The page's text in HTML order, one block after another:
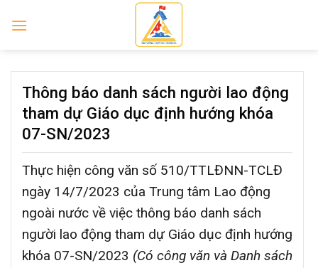
Thông báo danh sách người lao động
tham dự Giáo dục định hướng khóa
07-SN/2023
Thực hiện công văn số 510/TTLĐNN-TCLĐ
ngày 14/7/2023 của Trung tâm Lao động
ngoài nước về việc thông báo danh sách
người lao động tham dự Giáo dục định hướng
khóa 07-SN/2023 (Có công văn và Danh sách